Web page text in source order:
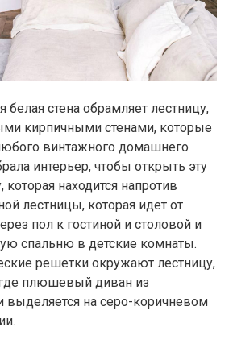
белая стена обрамляет лестницу,
кирпичными стенами, которые
винтажного домашнего
интерьер, чтобы открыть эту
находится напротив
лестницы, которая идет от
пол к гостиной и столовой и
спальню в детские комнаты.
решетки окружают лестницу,
плюшевый диван из
на серо-коричневом